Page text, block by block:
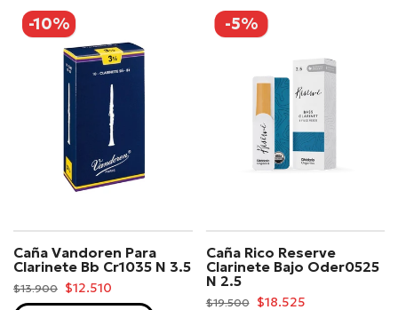
-10%
Caña Vandoren Para
Clarinete Bb Cr1035 N 3.5
$13.900 $12.510
-5%
Caña Rico Reserve
Clarinete Bajo Oder0525
N 2.5
$19.500 $18.525